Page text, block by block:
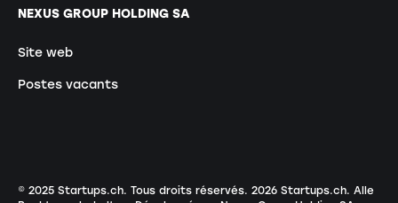
NEXUS GROUP HOLDING SA
Site web
Postes vacants
© 2025 Startups.ch. Tous droits réservés. 2026Startups.ch. Alle